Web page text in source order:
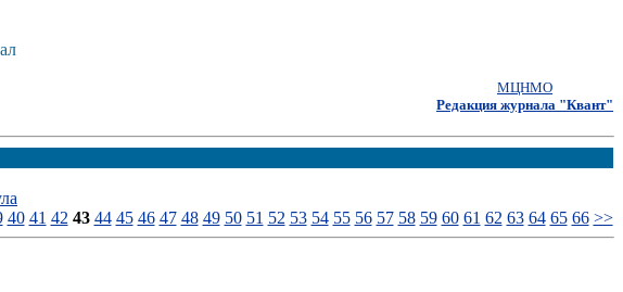
МЦНМО
Редакция журнала "Квант"
40 41 42 43 44 45 46 47 48 49 50 51 52 53 54 55 56 57 58 59 60 61 62 63 64 65 66 >>